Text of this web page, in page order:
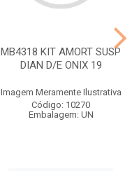
MB4318 KIT AMORT SUSP
DIAN D/E ONIX 19
Imagem Meramente Ilustrativa
Código: 10270
Embalagem: UN